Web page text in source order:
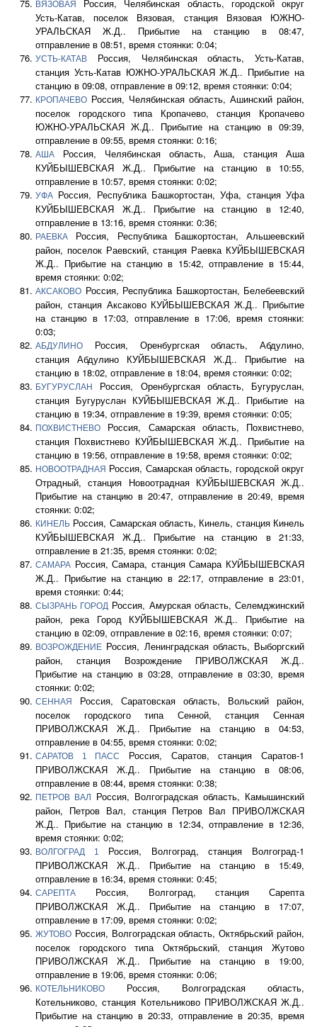
ВЯЗОВАЯ
Россия, Челябинская область, городской округ
Усть-Катав, поселок Вязовая, станция Вязовая ЮЖНО-
УРАЛЬСКАЯ Ж.Д.. Прибытие на станцию в 08:47,
отправление в 08:51, время стоянки: 0:04;
УСТЬ-КАТАВ
Россия, Челябинская область, Усть-Катав,
станция Усть-Катав ЮЖНО-УРАЛЬСКАЯ Ж.Д.. Прибытие на
станцию в 09:08, отправление в 09:12, время стоянки: 0:04;
КРОПАЧЕВО Россия, Челябинская область, Ашинский район,
поселок городского типа Кропачево, станция Кропачево
ЮЖНО-УРАЛЬСКАЯ Ж.Д.. Прибытие на станцию в 09:39,
отправление в 09:55, время стоянки: 0:16;
АША
Россия, Челябинская область, Аша, станция Аша
КУЙБЫШЕВСКАЯ Ж.Д.. Прибытие на станцию в 10:55,
отправление в 10:57, время стоянки: 0:02;
УФА Россия, Республика Башкортостан, Уфа, станция Уфа
КУЙБЫШЕВСКАЯ Ж.Д.. Прибытие на станцию в 12:40,
отправление в 13:16, время стоянки: 0:36;
РАЕВКА
Россия, Республика Башкортостан, Альшеевский
район, поселок Раевский, станция Раевка КУЙБЫШЕВСКАЯ
Ж.Д.. Прибытие на станцию в 15:42, отправление в 15:44,
время стоянки: 0:02;
АКСАКОВО Россия, Республика Башкортостан, Белебеевский
район, станция Аксаково КУЙБЫШЕВСКАЯ Ж.Д.. Прибытие
на станцию в 17:03, отправление в 17:06, время стоянки:
0:03;
АБДУЛИНО
Россия, Оренбургская область, Абдулино,
станция Абдулино КУЙБЫШЕВСКАЯ Ж.Д.. Прибытие на
станцию в 18:02, отправление в 18:04, время стоянки: 0:02;
БУГУРУСЛАН
Россия, Оренбургская область, Бугуруслан,
станция Бугуруслан КУЙБЫШЕВСКАЯ Ж.Д.. Прибытие на
станцию в 19:34, отправление в 19:39, время стоянки: 0:05;
ПОХВИСТНЕВО
Россия, Самарская область, Похвистнево,
станция Похвистнево КУЙБЫШЕВСКАЯ Ж.Д.. Прибытие на
станцию в 19:56, отправление в 19:58, время стоянки: 0:02;
НОВООТРАДНАЯ Россия, Самарская область, городской округ
Отрадный, станция Новоотрадная КУЙБЫШЕВСКАЯ Ж.Д..
Прибытие на станцию в 20:47, отправление в 20:49, время
стоянки: 0:02;
КИНЕЛЬ Россия, Самарская область, Кинель, станция Кинель
КУЙБЫШЕВСКАЯ Ж.Д.. Прибытие на станцию в 21:33,
отправление в 21:35, время стоянки: 0:02;
САМАРА Россия, Самара, станция Самара КУЙБЫШЕВСКАЯ
Ж.Д.. Прибытие на станцию в 22:17, отправление в 23:01,
время стоянки: 0:44;
СЫЗРАНЬ ГОРОД Россия, Амурская область, Селемджинский
район, река Город КУЙБЫШЕВСКАЯ Ж.Д.. Прибытие на
станцию в 02:09, отправление в 02:16, время стоянки: 0:07;
ВОЗРОЖДЕНИЕ Россия, Ленинградская область, Выборгский
район, станция Возрождение ПРИВОЛЖСКАЯ Ж.Д..
Прибытие на станцию в 03:28, отправление в 03:30, время
стоянки: 0:02;
СЕННАЯ
Россия, Саратовская область, Вольский район,
поселок городского типа Сенной, станция Сенная
ПРИВОЛЖСКАЯ Ж.Д.. Прибытие на станцию в 04:53,
отправление в 04:55, время стоянки: 0:02;
САРАТОВ 1 ПАСС
Россия, Саратов, станция Саратов-1
ПРИВОЛЖСКАЯ Ж.Д.. Прибытие на станцию в 08:06,
отправление в 08:44, время стоянки: 0:38;
ПЕТРОВ ВАЛ
Россия, Волгоградская область, Камышинский
район, Петров Вал, станция Петров Вал ПРИВОЛЖСКАЯ
Ж.Д.. Прибытие на станцию в 12:34, отправление в 12:36,
время стоянки: 0:02;
ВОЛГОГРАД 1
Россия, Волгоград, станция Волгоград-1
ПРИВОЛЖСКАЯ Ж.Д.. Прибытие на станцию в 15:49,
отправление в 16:34, время стоянки: 0:45;
САРЕПТА
Россия, Волгоград, станция Сарепта
ПРИВОЛЖСКАЯ Ж.Д.. Прибытие на станцию в 17:07,
отправление в 17:09, время стоянки: 0:02;
ЖУТОВО Россия, Волгоградская область, Октябрьский район,
поселок городского типа Октябрьский, станция Жутово
ПРИВОЛЖСКАЯ Ж.Д.. Прибытие на станцию в 19:00,
отправление в 19:06, время стоянки: 0:06;
КОТЕЛЬНИКОВО
Россия, Волгоградская область,
Котельниково, станция Котельниково ПРИВОЛЖСКАЯ Ж.Д..
Прибытие на станцию в 20:33, отправление в 20:35, время